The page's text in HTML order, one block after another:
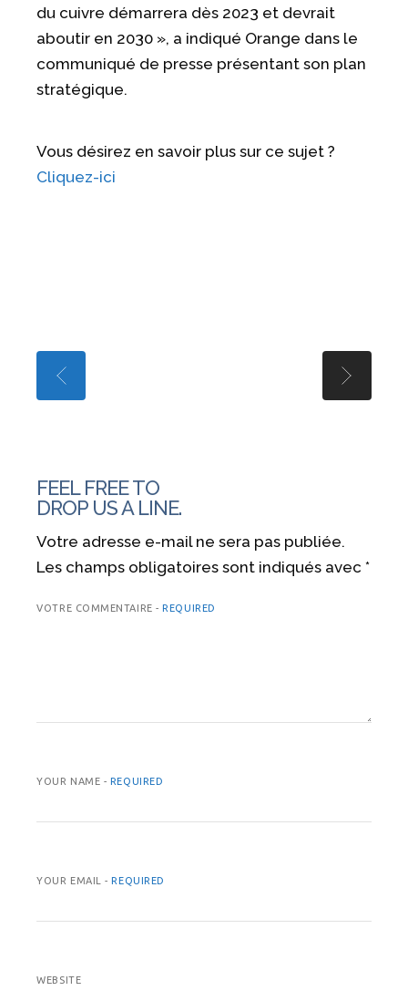
du cuivre démarrera dès 2023 et devrait
aboutir en 2030 », a indiqué Orange dans le
communiqué de presse présentant son plan
stratégique.
Vous désirez en savoir plus sur ce sujet ?
Cliquez-ici
FEEL FREE TO
DROP US A LINE.
Votre adresse e-mail ne sera pas publiée.
Les champs obligatoires sont indiqués avec*
VOTRE COMMENTAIRE -REQUIRED
YOUR NAME - REQUIRED
YOUR EMAIL -REQUIRED
WEBSITE